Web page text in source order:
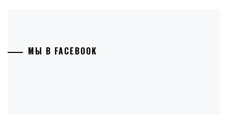
МЫ В FACEBOOK